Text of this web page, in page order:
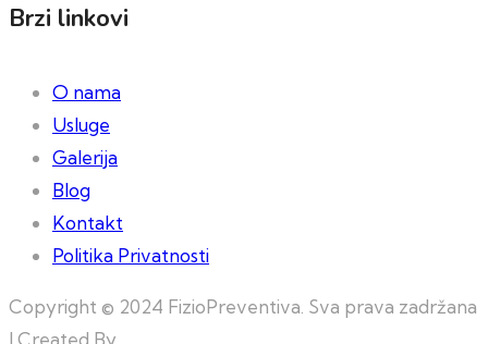
Brzi linkovi
O nama
Usluge
Galerija
Blog
Kontakt
Politika Privatnosti
Copyright © 2024 FizioPreventiva. Sva prava zadržana
| Created By